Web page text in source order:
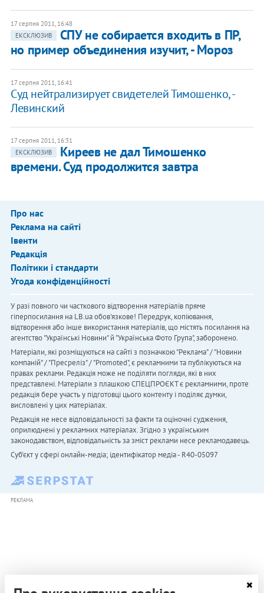
17 серпня 2011, 16:48
ЕКСКЛЮЗИВ
СПУ не собирается входить в ПР,
но пример объединения изучит, - Мороз
17 серпня 2011, 16:41
Суд нейтрализирует свидетелей Тимошенко, -
Левинский
17 серпня 2011, 16:31
ЕКСКЛЮЗИВ
Киреев не дал Тимошенко
времени. Суд продолжится завтра
Про нас
Реклама на сайті
Івенти
Редакція
Політики і стандарти
Угода конфіденційності
У разі повного чи часткового відтворення матеріалів пряме
гіперпосилання на LB.ua обов'язкове! Передрук, копіювання,
відтворення або інше використання матеріалів, що містять посилання на
агентство "Українськi Новини" й "Українська Фото Група", заборонено.
Матеріали, які розміщуються на сайті з позначкою "Реклама" / "Новини
компаній" / "Пресреліз" / "Promoted", є рекламними та публікуються на
правах реклами. Редакція може не поділяти погляди, які в них
представлені. Матеріали з плашкою СПЕЦПРОЄКТ є рекламними, проте
редакція бере участь у підготовці цього контенту і поділяє думки,
висловлені у цих матеріалах.
Редакція не несе відповідальності за факти та оціночні судження,
оприлюднені у рекламних матеріалах. Згідно з українським
законодавством, відповідальність за зміст реклами несе рекламодавець.
Cуб'єкт у сфері онлайн-медіа; ідентифікатор медіа - R40-05097
РЕКЛАМА